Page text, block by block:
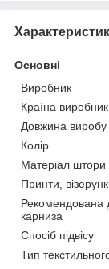
Основні
Виробник
Країна виробник
Довжина виробу
Колір
Матеріал штори
Принти,
Рекомендована
карниза
Спосіб підвісу
Тип